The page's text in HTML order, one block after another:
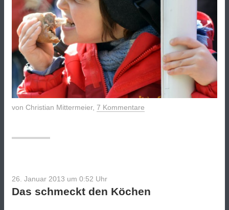
von Christian Mittermeier, 7 Kommentare
26. Januar 2013 um 0:52 Uhr
Das schmeckt den Köchen